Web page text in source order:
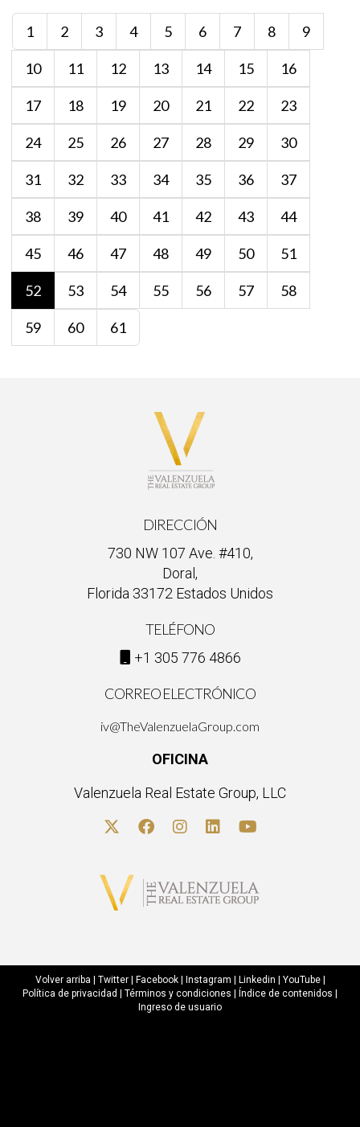
1 2 3 4 5 6 7 8 9
10 11 12 13 14 15 16
17 18 19 20 21 22 23
24 25 26 27 28 29 30
31 32 33 34 35 36 37
38 39 40 41 42 43 44
45 46 47 48 49 50 51
52 53 54 55 56 57 58
59 60 61
DIRECCIÓN
730 NW 107 Ave. #410,
Doral,
Florida 33172 Estados Unidos
TELÉFONO
+1 305 776 4866
CORREO ELECTRÓNICO
iv@TheValenzuelaGroup.com
OFICINA
Valenzuela Real Estate Group, LLC
Volver arriba Twitter| Facebook| Instagram Linkedin YouTube|
Política de privacidad
Términos y condiciones Índice de contenidos
Ingreso de usuario